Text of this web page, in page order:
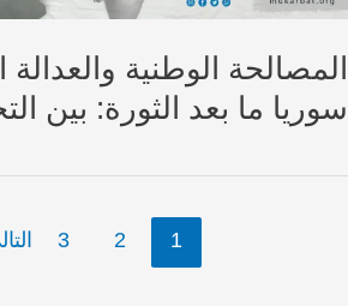
الوطنية والعدالة
ما بعد الثورة: بين
التالي